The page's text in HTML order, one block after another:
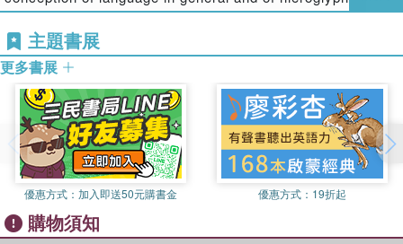
Egyptian in particular the explanations of the meanings of
the glyphs presuppose, and what explicit indications there
are of having been informed or influenced by philosophical
theories of meaning, signs, and interpretation.
主題書展
更多書展
優惠方式： 加入即送50元購書金 優惠方式： 19折起
購物須知